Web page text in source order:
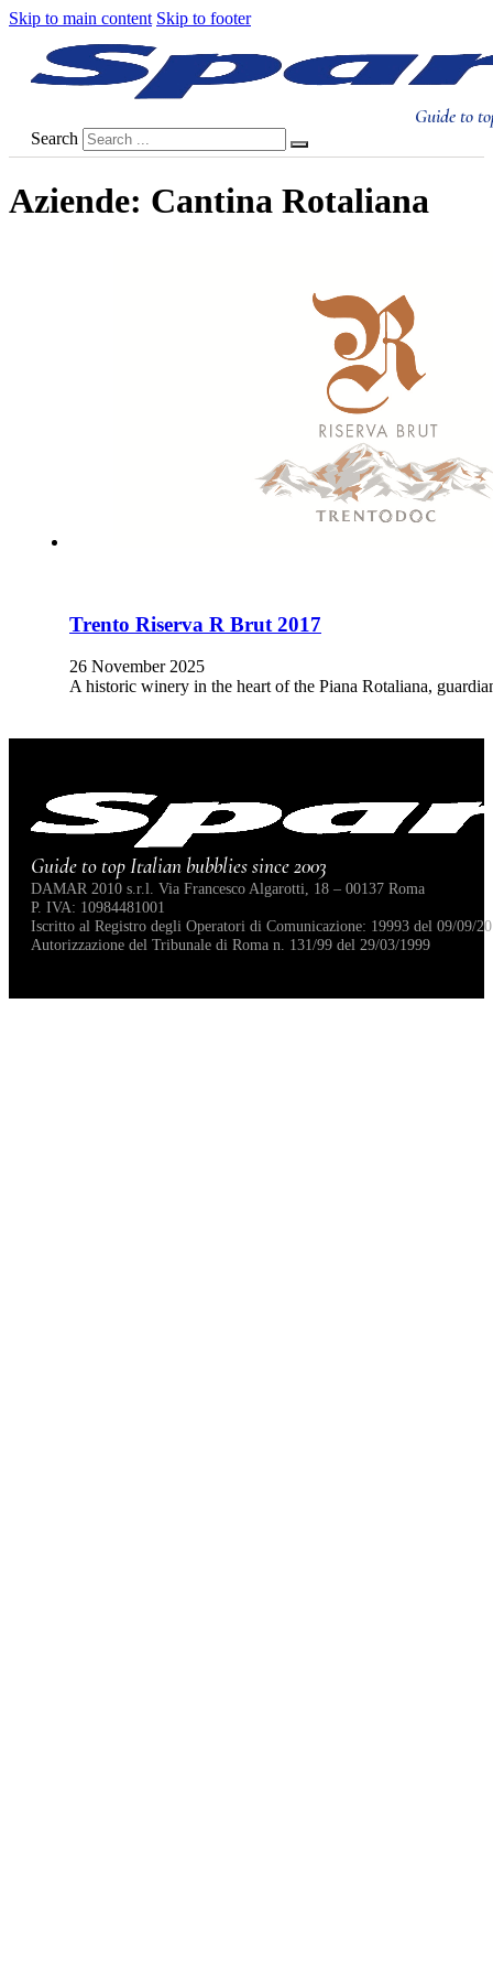
Skip to main content Skip to footer
Guide to
Search
Aziende: Cantina Rotaliana
Trento Riserva R Brut 2017
26 November 2025
A historic winery in the heart of the Piana Rotaliana,
Guide to top Italian bubblies since 2003
DAMAR 2010 s.r.l. Via Francesco Algarotti, 18 – 00137 Roma
P. IVA: 10984481001
Iscritto al Registro degli Operatori di Comunicazione: 19993 del 09/09/
Autorizzazione del Tribunale di Roma n. 131/99 del 29/03/1999